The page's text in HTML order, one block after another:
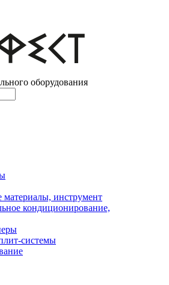
оборудования
материалы, инструмент
кондиционирование,
системы